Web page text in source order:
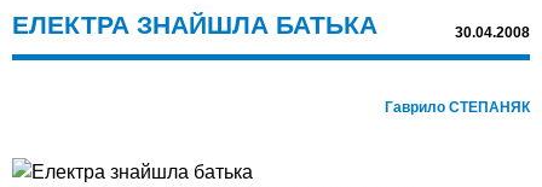
ЕЛЕКТРА ЗНАЙШЛА БАТЬКА 30.04.2008
Гаврило СТЕПАНЯК